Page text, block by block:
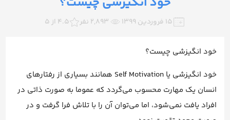
۱۵ فروردین ۱۳۹۹ 2,893 نفر 4.5 از 5
خود انگیزشی چیست؟
خود انگیزشی یا Self Motivation همانند بسیاری از رفتارهای
انسان یک مهارت محسوب می‌گردد که عموما به صورت ذاتی در
افراد یافت نمی‌شود، اما می‌توان آن را با تلاش فرا گرفت و در